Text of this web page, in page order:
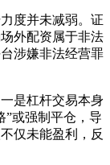
度并未减弱。证
外配资属于非法
涉嫌非法经营罪
是杠杆交易本身
”或强制平仓，导
仅未能盈利，反